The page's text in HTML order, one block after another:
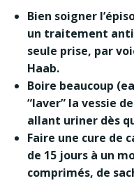
Bien soigner
un traitement
seule prise, par
Haab.
Boire beaucoup
“laver” la vessie
allant uriner dès
Faire une cure de
de 15 jours à un
comprimés, de